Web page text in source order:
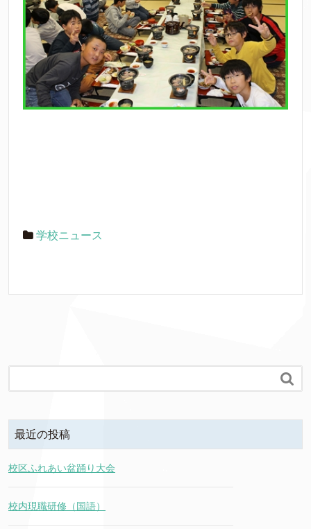
学校ニュース

最近の投稿
校区ふれあい盆踊り大会
校内現職研修（国語）